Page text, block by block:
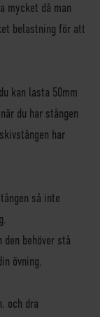
mycket då man
belastning för att
kan lasta 50mm
du har stången
har
så inte
den behöver stå
övning.
och dra